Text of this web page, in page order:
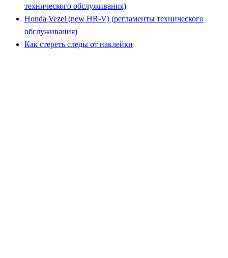
технического обслуживания)
Honda Vezel (new HR-V) (регламенты технического
обслуживания)
Как стереть следы от наклейки